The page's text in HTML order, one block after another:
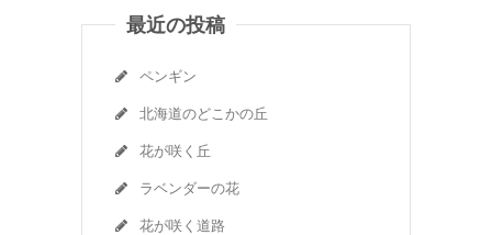
最近の投稿
ペンギン
北海道のどこかの丘
花が咲く丘
ラベンダーの花
花が咲く道路